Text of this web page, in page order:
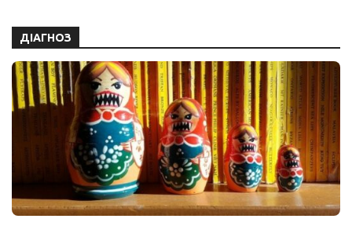
ДІАГНОЗ